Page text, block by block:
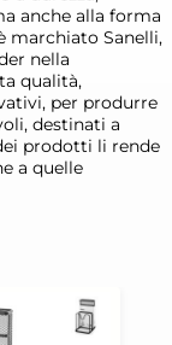
anche alla forma
marchiato Sanelli,
nella
qualità,
per produrre
destinati a
prodotti li rende
a quelle